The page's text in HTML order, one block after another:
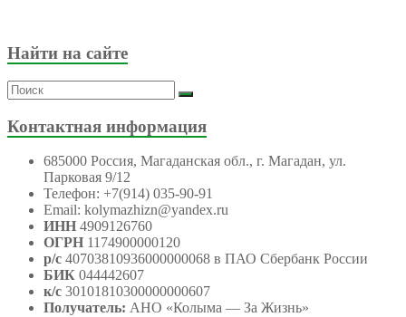
Найти на сайте
Контактная информация
685000 Россия, Магаданская обл., г. Магадан, ул.
Парковая 9/12
Телефон: +7(914) 035-90-91
Email: kolymazhizn@yandex.ru
ИНН 4909126760
ОГРН 1174900000120
р/с 40703810936000000068 в ПАО Сбербанк России
БИК 044442607
к/с 30101810300000000607
Получатель: АНО «Колыма — За Жизнь»